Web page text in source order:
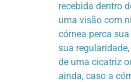
recebida dentro
uma visão com
córnea perca
sua
de uma cicatriz
ainda, caso a